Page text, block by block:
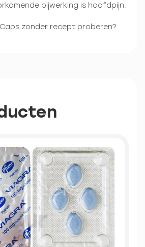
bijwerking is hoofdpijn.
zonder recept proberen?